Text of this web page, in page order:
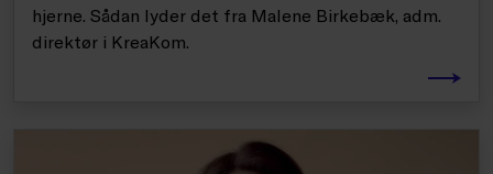
hjerne. Sådan lyder det fra Malene Birkebæk, adm.
direktør i KreaKom.